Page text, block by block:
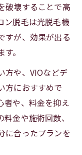
破壊することで高
ン脱毛は光脱毛機
すが、効果が出る
。
方や、VIOなどデ
方におすすめで
者や、料金を抑え
金や施術回数、
に合ったプランを